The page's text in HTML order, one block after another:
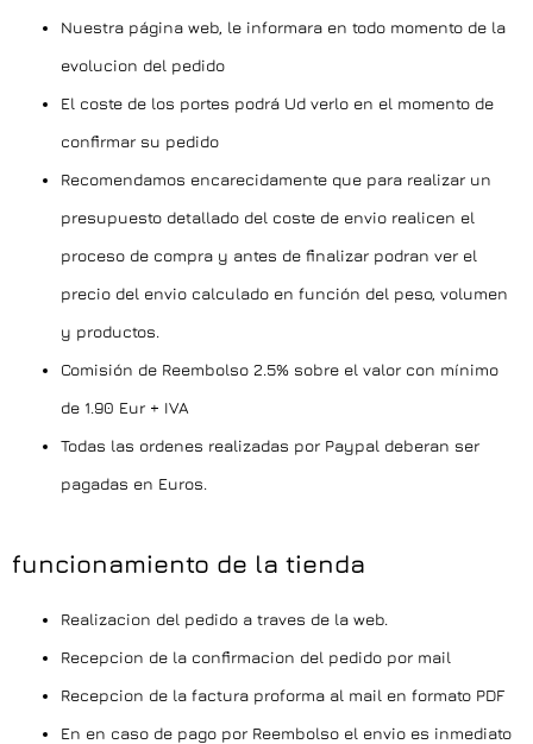
Nuestra página web, le informara en todo momento de la
evolucion del pedido
El coste de los portes podrá Ud verlo en el momento de
confirmar su pedido
Recomendamos encarecidamente que para realizar un
presupuesto detallado del coste de envio realicen el
proceso de compra y antes de finalizar podran ver el
precio del envio calculado en función del peso, volumen
y productos.
Comisión de Reembolso 2.5% sobre el valor con mínimo
de 1.90 Eur + IVA
Todas las ordenes realizadas por Paypal deberan ser
pagadas en Euros.
funcionamiento de la tienda
Realizacion del pedido a traves de la web.
Recepcion de la confirmacion del pedido por mail
Recepcion de la factura proforma al mail en formato PDF
En en caso de pago por Reembolso el envio es inmediato